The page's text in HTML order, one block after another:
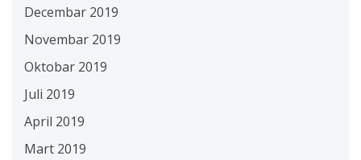
Decembar 2019
Novembar 2019
Oktobar 2019
Juli 2019
April 2019
Mart 2019